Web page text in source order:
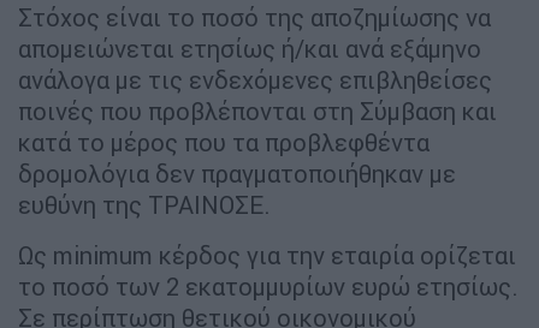
Στόχος είναι το ποσό της αποζημίωσης να
απομειώνεται ετησίως ή/και ανά εξάμηνο
ανάλογα με τις ενδεχόμενες επιβληθείσες
ποινές που προβλέπονται στη Σύμβαση και
κατά το μέρος που τα προβλεφθέντα
δρομολόγια δεν πραγματοποιήθηκαν με
ευθύνη της ΤΡΑΙΝΟΣΕ.
Ως minimum κέρδος για την εταιρία ορίζεται
το ποσό των 2 εκατομμυρίων ευρώ ετησίως.
Σε περίπτωση θετικού οικονομικού